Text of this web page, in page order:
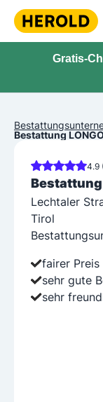
Gratis-
Bestattung
4.9
Bestattung
Lechtaler
Tirol
fairer Preis
sehr gute
sehr